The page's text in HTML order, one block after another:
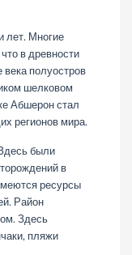
лет. Многие
в древности
полуостров
шелковом
Абшерон стал
регионов мира.
были
в
ресурсы
Район
Здесь
пляжи